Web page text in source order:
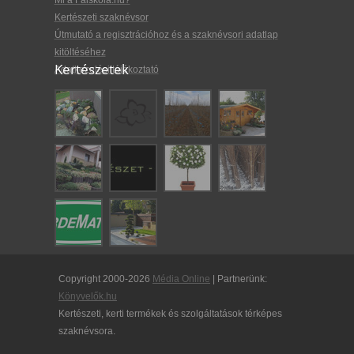
Kertészeti szaknévsor
Útmutató a regisztrációhoz és a szaknévsori adatlap
kitöltéséhez
Adatkezelési tájékoztató
Kertészetek
Copyright 2000-2026 Média Online | Partnerünk:
Könyvelők.hu
Kertészeti, kerti termékek és szolgáltatások térképes
szaknévsora.